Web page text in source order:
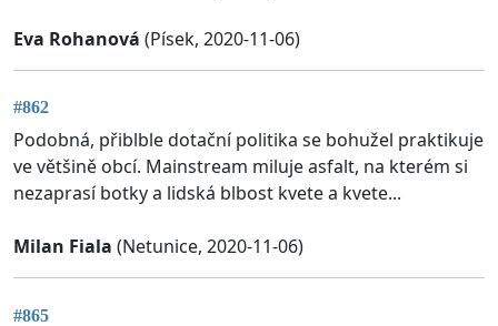
Eva Rohanová (Písek, 2020-11-06)
#862
Podobná, přiblble dotační politika se bohužel praktikuje
ve většině obcí. Mainstream miluje asfalt, na kterém si
nezaprasí botky a lidská blbost kvete a kvete...
Milan Fiala (Netunice, 2020-11-06)
#865